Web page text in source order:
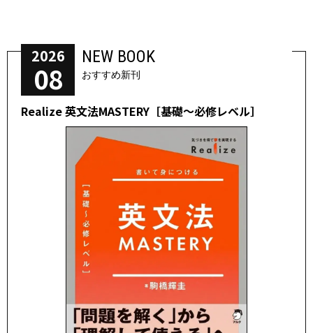
2026
08
NEW BOOK
おすすめ新刊
Realize 英文法MASTERY［基礎～必修レベル］